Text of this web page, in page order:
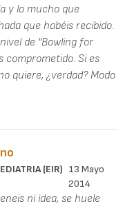
y lo mucho que
que habéis recibido.
de "Bowling for
comprometido. Si es
quiere, ¿verdad? Modo
(EIR) 13 Mayo
2014
ni idea, se huele